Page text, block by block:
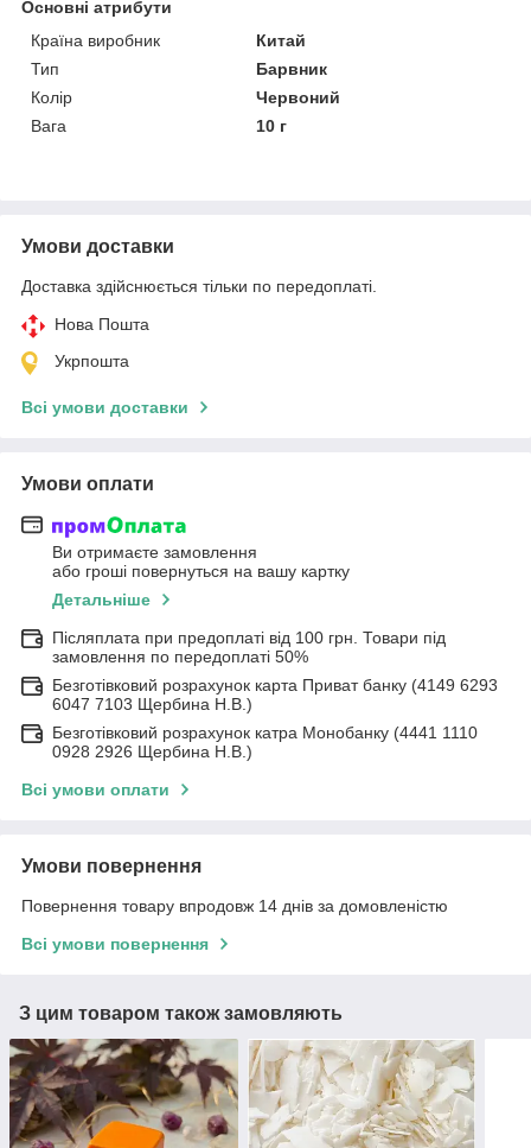
Основні атрибути
Країна виробник
Китай
Тип
Барвник
Колір
Червоний
Вага
10 г
Умови доставки
Доставка здійснюється тільки по передоплаті.
Нова Пошта
Укрпошта
Всі умови доставки
Умови оплати
Ви отримаєте замовлення
або гроші повернуться на вашу картку
Детальніше
Післяплата при предоплаті від 100 грн. Товари під
замовлення по передоплаті 50%
Безготівковий розрахунок карта Приват банку (4149 6293
6047 7103 Щербина Н.В.)
Безготівковий розрахунок катра Монобанку (4441 1110
0928 2926 Щербина Н.В.)
Всі умови оплати
Умови повернення
Повернення товару впродовж 14 днів за домовленістю
Всі умови повернення
З цим товаром також замовляють